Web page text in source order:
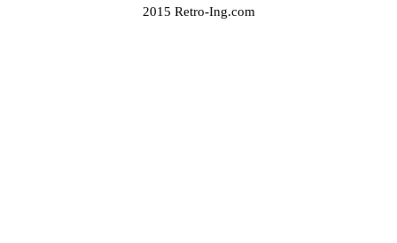
2015 Retro-Ing.com